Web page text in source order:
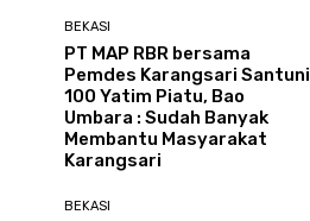
BEKASI
PT MAP RBR bersama
Pemdes Karangsari Santuni
100 Yatim Piatu, Bao
Umbara : Sudah Banyak
Membantu Masyarakat
Karangsari
BEKASI